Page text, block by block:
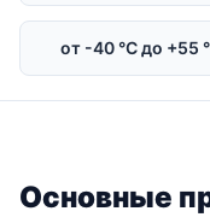
от -40 °C до +55
Основные